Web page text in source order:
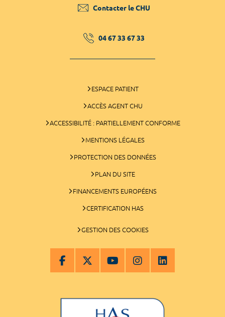
Contacter le CHU
04 67 33 67 33
ESPACE PATIENT
ACCÈS AGENT CHU
ACCESSIBILITÉ : PARTIELLEMENT CONFORME
MENTIONS LÉGALES
PROTECTION DES DONNÉES
PLAN DU SITE
FINANCEMENTS EUROPÉENS
CERTIFICATION HAS
GESTION DES COOKIES